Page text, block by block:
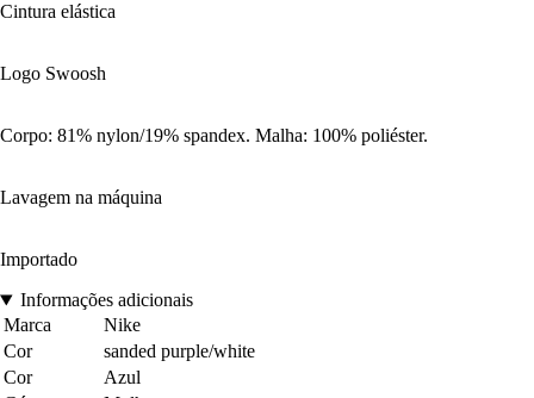
Cintura elástica
Logo Swoosh
Corpo: 81% nylon/19% spandex. Malha: 100% poliéster.
Lavagem na máquina
Importado
Informações adicionais
Marca
Nike
Cor
sanded purple/white
Cor
Azul